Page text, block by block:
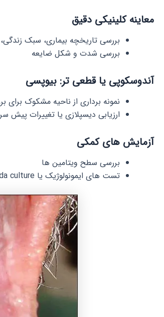
معاینه کلینیکی دقیق
بررسی تاریخچه بیماری، سبک
بررسی شدت و شکل ضایعه
آندوسکوپی یا قطعی تر: بیوپسی
نمونه برداری از ناحیه مشکوک برای
ارزیابی دیسپلازی یا تغییرات پیش
آزمایش های کمکی
بررسی سطح ویتامین ها
تست های ایمونولوژیک یا Candida culture در صورت مشکوک بودن